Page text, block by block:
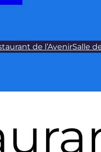
de l’AvenirSalle